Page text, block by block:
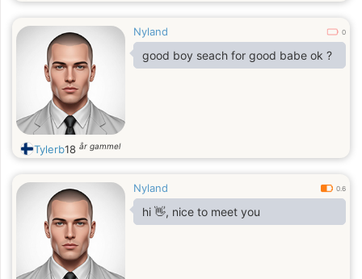
Nyland 0
good boy seach for good babe ok ?
Tylerb18 år gammel
Nyland 0.6
hi 👋, nice to meet you